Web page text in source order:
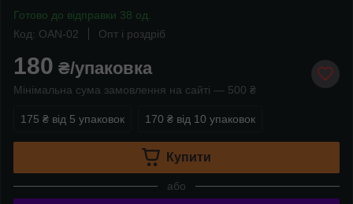
Готово до відправки 38 од.
Код: OAN-02
Опт і роздріб
180 ₴/упаковка
Мінімальна сума замовлення на сайті — 500 ₴
175 ₴ від 5 упаковок 170 ₴ від 10 упаковок
Купити
або